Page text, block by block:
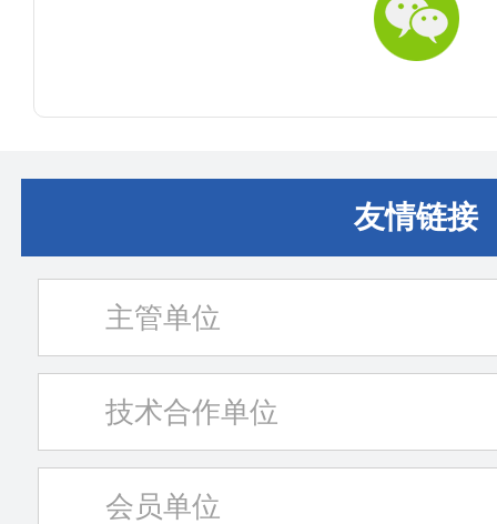
友情链接
主管单位
技术合作单位
会员单位